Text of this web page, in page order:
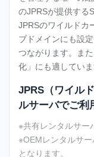
のJPRSが提供する
JPRSのワイルドカ
ブドメインにも設
つながります。ま
化」にも適していま
JPRS（ワイル
ルサーバでご利
※共有レンタルサー
※OEMレンタルサ
となります。